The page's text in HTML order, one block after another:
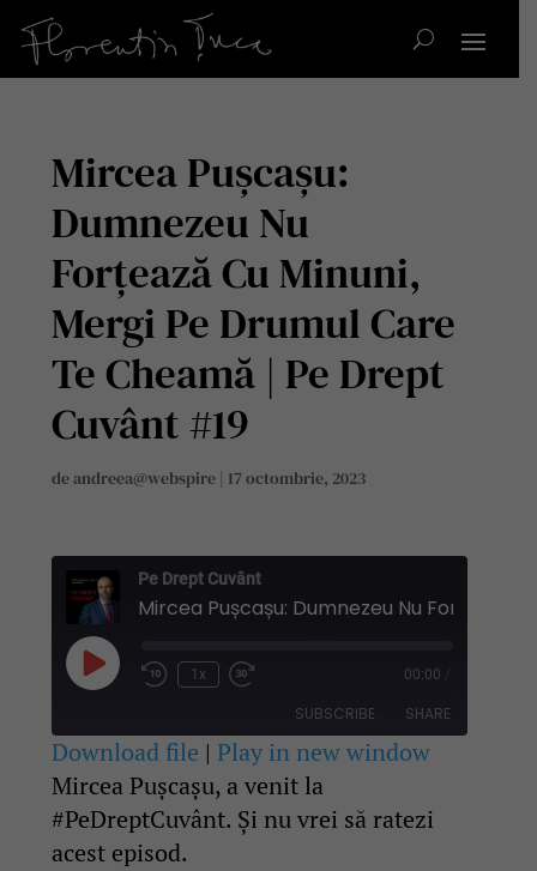
Mircea Pușcașu:
Dumnezeu Nu
Forțează Cu Minuni,
Mergi Pe Drumul Care
Te Cheamă | Pe Drept
Cuvânt #19
deandreea@webspire | 17 octombrie, 2023
Pe Drept Cuvânt
Play
Episode
Rewind
1x
Fast
seconds
00:00
SUBSCRIBE SHARE
SHARE
LINK
Download file |Play in new window
Mircea Pușcașu, a venit la
#PeDreptCuvânt. Și nu vrei să ratezi
acest episod.